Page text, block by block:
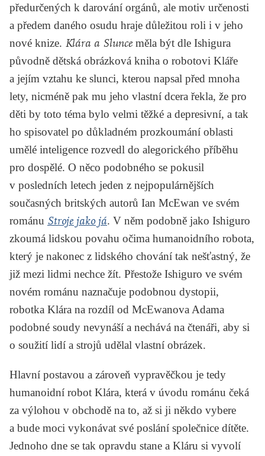
předurčených k darování orgánů, ale motiv určenosti
a předem daného osudu hraje důležitou roli i v jeho
nové knize. Klára a Slunce měla být dle Ishigura
původně dětská obrázková kniha o robotovi Kláře
a jejím vztahu ke slunci, kterou napsal před mnoha
lety, nicméně pak mu jeho vlastní dcera řekla, že pro
děti by toto téma bylo velmi těžké a depresivní, a tak
ho spisovatel po důkladném prozkoumání oblasti
umělé inteligence rozvedl do alegorického příběhu
pro dospělé. O něco podobného se pokusil
v posledních letech jeden z nejpopulárnějších
současných britských autorů Ian McEwan ve svém
románu Stroje jako já. V něm podobně jako Ishiguro
zkoumá lidskou povahu očima humanoidního robota,
který je nakonec z lidského chování tak nešťastný, že
již mezi lidmi nechce žít. Přestože Ishiguro ve svém
novém románu naznačuje podobnou dystopii,
robotka Klára na rozdíl od McEwanova Adama
podobné soudy nevynáší a nechává na čtenáři, aby si
o soužití lidí a strojů udělal vlastní obrázek.
Hlavní postavou a zároveň vypravěčkou je tedy
humanoidní robot Klára, která v úvodu románu čeká
za výlohou v obchodě na to, až si ji někdo vybere
a bude moci vykonávat své poslání společnice dítěte.
Jednoho dne se tak opravdu stane a Kláru si vyvolí